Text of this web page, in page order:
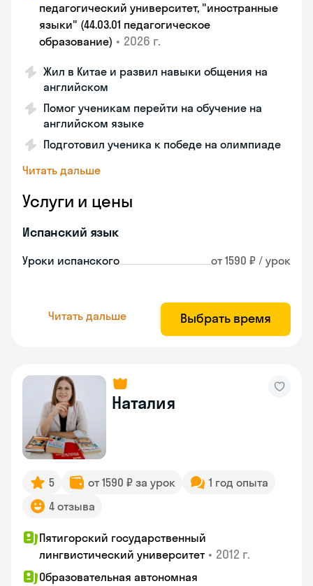
педагогический университет, "иностранные
языки" (44.03.01 педагогическое
образование) • 2026 г.
Жил в Китае и развил навыки общения на
английском
Помог ученикам перейти на обучение на
английском языке
Подготовил ученика к победе на олимпиаде
Читать дальше
Услуги и цены
Испанский язык
Уроки испанского от 1590 ₽ / урок
Читать дальше Выбрать время
Наталия
5 от 1590 ₽ за урок
1 год опыта
4 отзыва
Пятигорский государственный
лингвистический университет • 2012 г.
Образовательная автономная